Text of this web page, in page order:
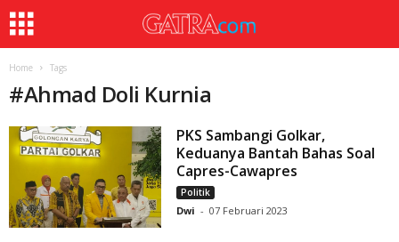
Home Tags
#Ahmad Doli Kurnia
PKS Sambangi Golkar,
Keduanya Bantah Bahas Soal
Capres-Cawapres
Politik
Dwi - 07 Februari 2023